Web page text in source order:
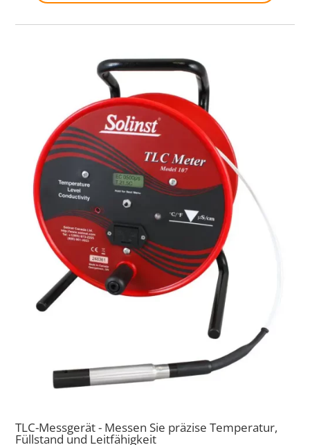
TLC-Messgerät - Messen Sie präzise Temperatur,
Füllstand und Leitfähigkeit